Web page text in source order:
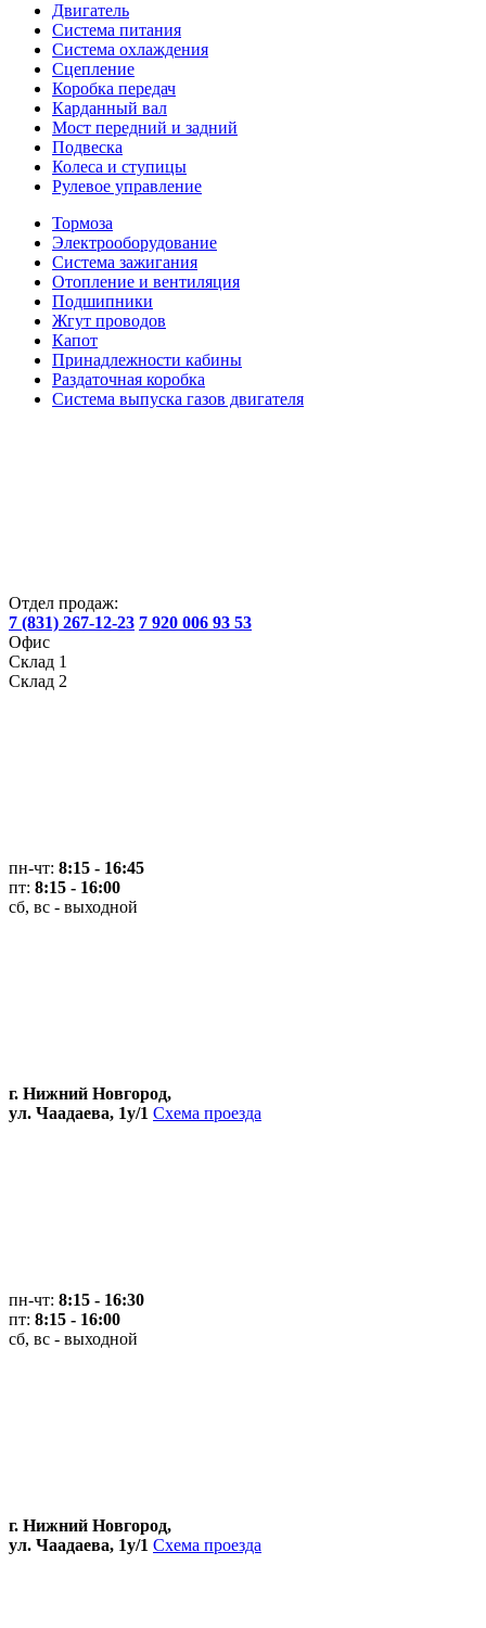
Двигатель
Система питания
Система охлаждения
Сцепление
Коробка передач
Карданный вал
Мост передний и задний
Подвеска
Колеса и ступицы
Рулевое управление
Тормоза
Электрооборудование
Система зажигания
Отопление и вентиляция
Подшипники
Жгут проводов
Капот
Принадлежности кабины
Раздаточная коробка
Система выпуска газов двигателя
Отдел продаж:
7 (831) 267-12-23 7 920 006 93 53
Офис
Склад 1
Склад 2
пн-чт: 8:15 - 16:45
пт: 8:15 - 16:00
сб, вс - выходной
г. Нижний Новгород,
ул. Чаадаева, 1у/1 Схема проезда
пн-чт: 8:15 - 16:30
пт: 8:15 - 16:00
сб, вс - выходной
г. Нижний Новгород,
ул. Чаадаева, 1у/1 Схема проезда